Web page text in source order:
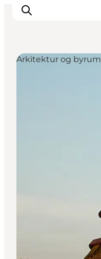
Arkitektur og byrum